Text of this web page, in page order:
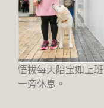
悟拔每天陪宝如上
一旁休息。